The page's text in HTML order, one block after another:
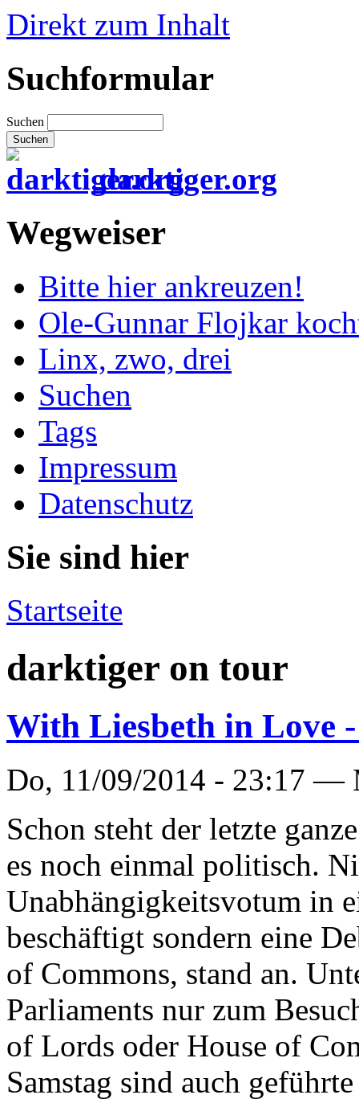
Direkt zum Inhalt
Suchformular
Suchen
darktiger.org
Wegweiser
Bitte hier ankreuzen!
Ole-Gunnar Flojkar
Linx, zwo, drei
Suchen
Tags
Impressum
Datenschutz
Sie sind hier
Startseite
darktiger on tour
With Liesbeth in Love
Do, 11/09/2014 - 23:17 —
Schon steht der letzte
es noch einmal politisch.
Unabhängigkeitsvotum in
beschäftigt sondern eine
of Commons, stand an.
Parliaments nur zum
of Lords oder House of
Samstag sind auch